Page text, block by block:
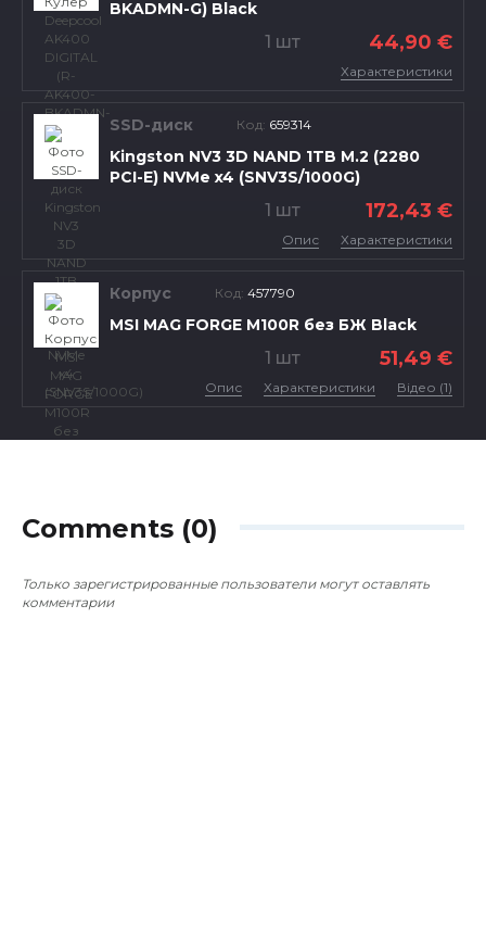
BKADMN-G) Black
1 шт 44,90 €
Характеристики
SSD-диск Код: 659314
Kingston NV3 3D NAND 1TB M.2 (2280
PCI-E) NVMe x4 (SNV3S/1000G)
1 шт 172,43 €
Опис Характеристики
Корпус Код: 457790
MSI MAG FORGE M100R без БЖ Black
1 шт 51,49 €
Опис Характеристики Відео (1)
Comments (0)
Только зарегистрированные пользователи могут оставлять
комментарии